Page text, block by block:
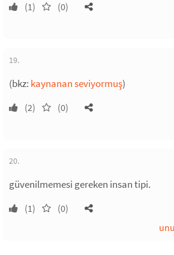
(1) (0)
19.
(bkz: kaynanan seviyormuş)
(2) (0)
20.
güvenilmemesi gereken insan tipi.
(1) (0)